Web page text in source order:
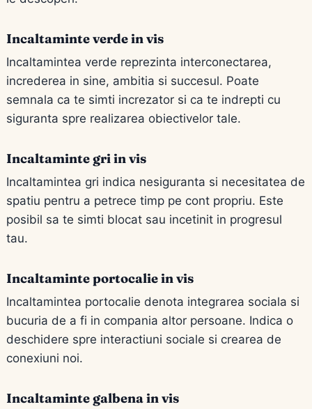
Incaltaminte verde in vis
Incaltamintea verde reprezinta interconectarea,
increderea in sine, ambitia si succesul. Poate
semnala ca te simti increzator si ca te indrepti cu
siguranta spre realizarea obiectivelor tale.
Incaltaminte gri in vis
Incaltamintea gri indica nesiguranta si necesitatea de
spatiu pentru a petrece timp pe cont propriu. Este
posibil sa te simti blocat sau incetinit in progresul
tau.
Incaltaminte portocalie in vis
Incaltamintea portocalie denota integrarea sociala si
bucuria de a fi in compania altor persoane. Indica o
deschidere spre interactiuni sociale si crearea de
conexiuni noi.
Incaltaminte galbena in vis